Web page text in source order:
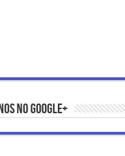
no Google+